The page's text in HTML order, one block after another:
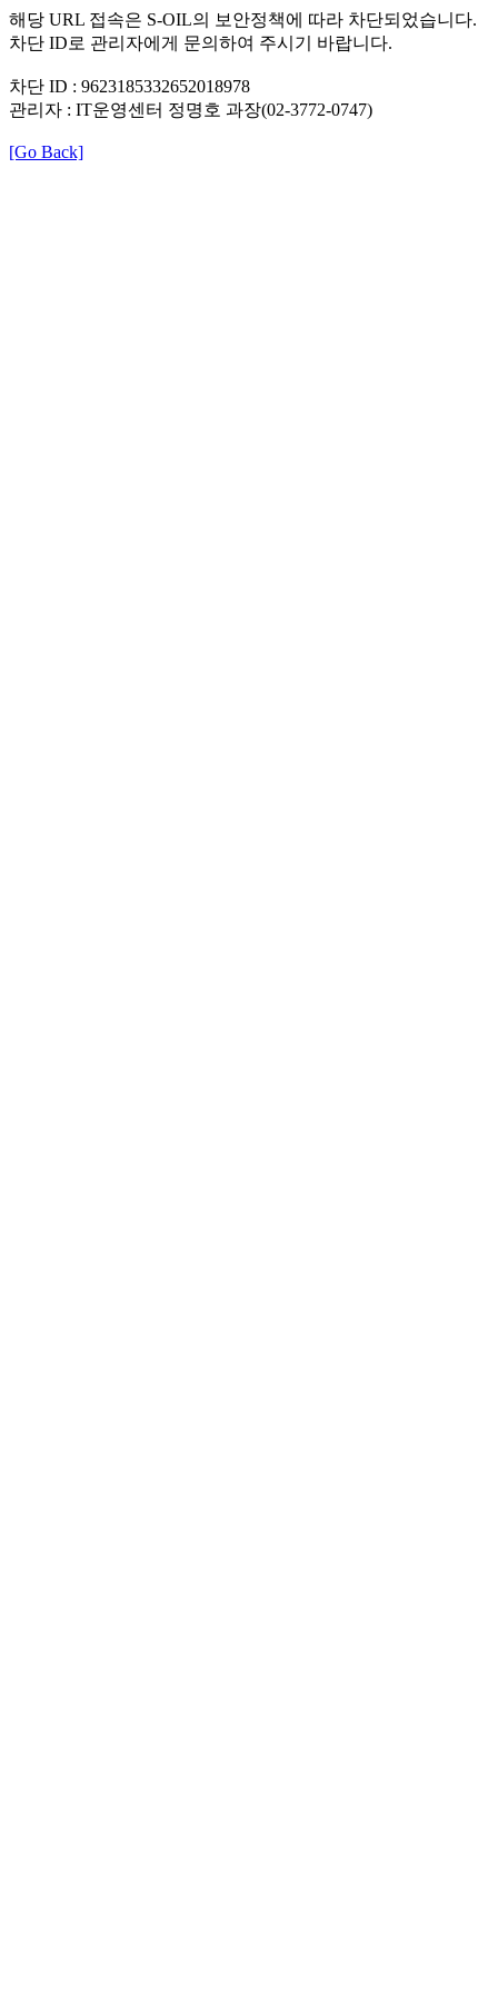
해당 URL 접속은 S-OIL의 보안정책에 따라 차단되었습니다.
차단 ID로 관리자에게 문의하여 주시기 바랍니다.
차단 ID : 9623185332652018978
관리자 : IT운영센터 정명호 과장(02-3772-0747)
[Go Back]